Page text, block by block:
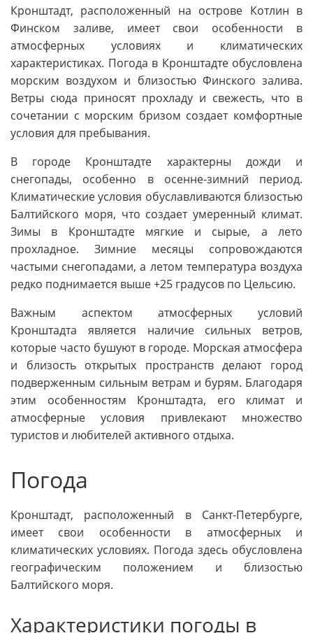
Кронштадт, расположенный на острове Котлин в
Финском заливе, имеет свои особенности в
атмосферных условиях и климатических
характеристиках. Погода в Кронштадте обусловлена
морским воздухом и близостью Финского залива.
Ветры сюда приносят прохладу и свежесть, что в
сочетании с морским бризом создает комфортные
условия для пребывания.
В городе Кронштадте характерны дожди и
снегопады, особенно в осенне-зимний период.
Климатические условия обуславливаются близостью
Балтийского моря, что создает умеренный климат.
Зимы в Кронштадте мягкие и сырые, а лето
прохладное. Зимние месяцы сопровождаются
частыми снегопадами, а летом температура воздуха
редко поднимается выше +25 градусов по Цельсию.
Важным аспектом атмосферных условий
Кронштадта является наличие сильных ветров,
которые часто бушуют в городе. Морская атмосфера
и близость открытых пространств делают город
подверженным сильным ветрам и бурям. Благодаря
этим особенностям Кронштадта, его климат и
атмосферные условия привлекают множество
туристов и любителей активного отдыха.
Погода
Кронштадт, расположенный в Санкт-Петербурге,
имеет свои особенности в атмосферных и
климатических условиях. Погода здесь обусловлена
географическим положением и близостью
Балтийского моря.
Характеристики погоды в